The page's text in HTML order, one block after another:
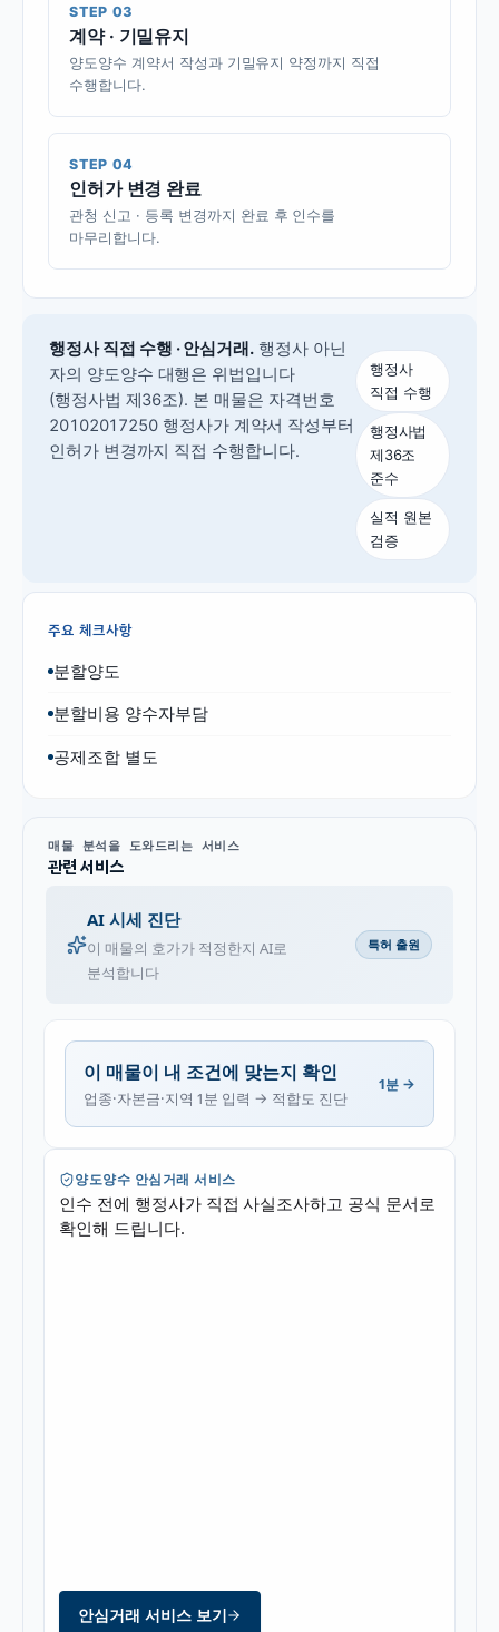
STEP 03
계약 · 기밀유지
양도양수 계약서 작성과 기밀유지 약정까지 직접
수행합니다.
STEP 04
인허가 변경 완료
관청 신고 · 등록 변경까지 완료 후 인수를
마무리합니다.
행정사 직접 수행 · 안심거래. 행정사 아닌
자의 양도양수 대행은 위법입니다
(행정사법 제36조). 본 매물은 자격번호
20102017250 행정사가 계약서 작성부터
인허가 변경까지 직접 수행합니다.
행정사
직접 수행
행정사법
제36조
준수
실적 원본
검증
주요 체크사항
분할양도
분할비용 양수자부담
공제조합 별도
매물 분석을 도와드리는 서비스
관련 서비스
AI 시세 진단
이 매물의 호가가 적정한지 AI로
분석합니다
특허 출원
이 매물이 내 조건에 맞는지 확인
업종·자본금·지역 1분 입력 → 적합도 진단
1분 →
양도양수 안심거래 서비스
인수 전에 행정사가 직접 사실조사하고 공식 문서로
확인해 드립니다.
안심거래 서비스 보기